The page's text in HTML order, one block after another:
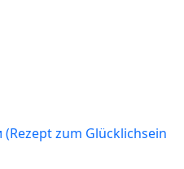
zum Glücklichsein